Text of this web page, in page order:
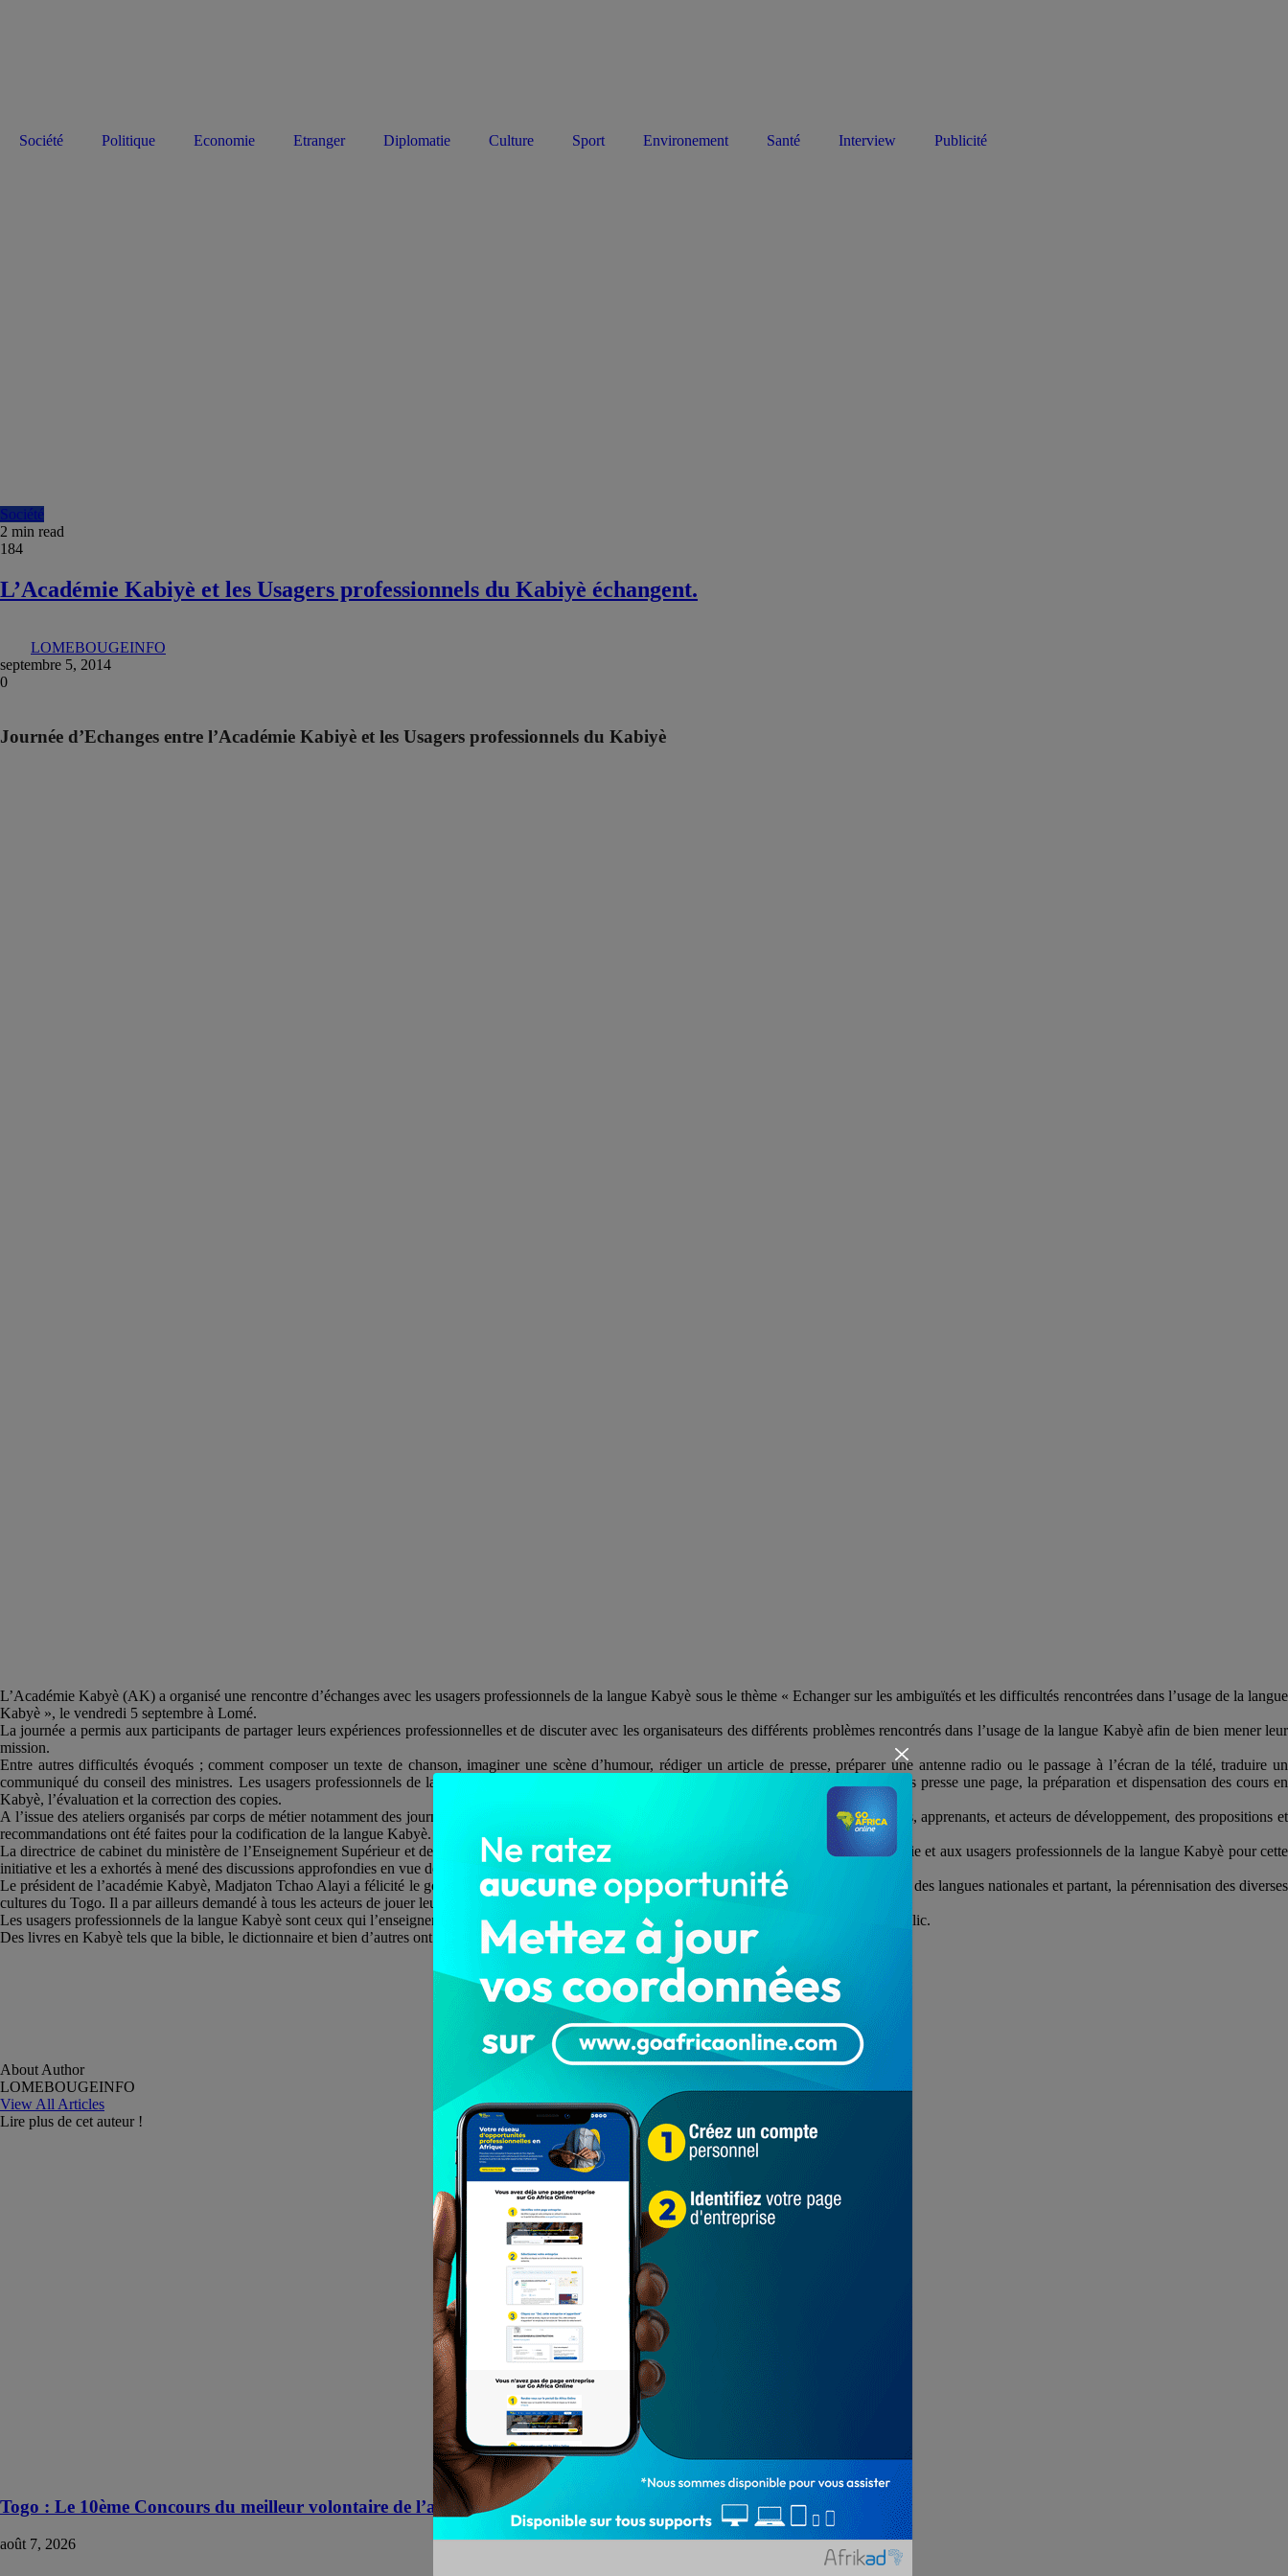
Société Politique Economie Etranger Diplomatie Culture Sport Environement Santé Interview Publicité
Société
2 min read
184
L’Académie Kabiyè et les Usagers professionnels du Kabiyè échangent.
LOMEBOUGEINFO
septembre 5, 2014
0
Journée d’Echanges entre l’Académie Kabiyè et les Usagers professionnels du Kabiyè
L’Académie Kabyè (AK) a organisé une rencontre d’échanges avec les usagers professionnels de la langue Kabyè sous le thème « Echanger sur les ambiguïtés et les difficultés rencontrées dans l’usage de la langue
Kabyè », le vendredi 5 septembre à Lomé.
La journée a permis aux participants de partager leurs expériences professionnelles et de discuter avec les organisateurs des différents problèmes rencontrés dans l’usage de la langue Kabyè afin de bien mener leur
mission.
Entre autres difficultés évoqués ; comment composer un texte de chanson, imaginer une scène d’humour, rédiger un article de presse, préparer une antenne radio ou le passage à l’écran de la télé, traduire un
communiqué du conseil des ministres. Les usagers professionnels de la langue Kabyè ont aussi parlé de la saisie d’un article de journal, la mise sous presse une page, la préparation et dispensation des cours en
Kabyè, l’évaluation et la correction des copies.
A l’issue des ateliers organisés par corps de métier notamment des journalistes, acteurs religieux, artistes chanteurs, humoristes comédiens, enseignants, apprenants, et acteurs de développement, des propositions et
recommandations ont été faites pour la codification de la langue Kabyè.
La directrice de cabinet du ministère de l’Enseignement Supérieur et de la Recherche, Madame Ama Dzifa Gameti a témoigné sa gratitude à l’académie et aux usagers professionnels de la langue Kabyè pour cette
initiative et les a exhortés à mené des discussions approfondies en vue de tirer meilleur profit de cette rencontre.
Le président de l’académie Kabyè, Madjaton Tchao Alayi a félicité le gouvernement pour ses efforts sans cesse croissants, consentis dans la promotion des langues nationales et partant, la pérennisation des diverses
cultures du Togo. Il a par ailleurs demandé à tous les acteurs de jouer leur partition pour la valorisation de la langue Kabyè.
Les usagers professionnels de la langue Kabyè sont ceux qui l’enseignent, l’apprennent, la lisent, l’écrivent, l’utilisent pour distraire et en égailler le public.
Des livres en Kabyè tels que la bible, le dictionnaire et bien d’autres ont été exposés.
About Author
LOMEBOUGEINFO
View All Articles
Lire plus de cet auteur !
Togo : Le 10ème Concours du meilleur volontaire de l’année lancé
août 7, 2026